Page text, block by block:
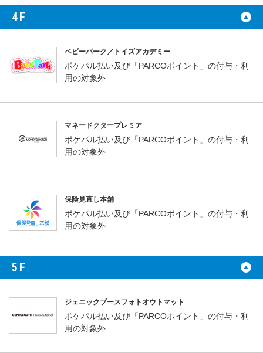
4F
ベビーパーク／トイズアカデミー
ポケパル払い及び「PARCOポイント」の付与・利
用の対象外
マネードクタープレミア
ポケパル払い及び「PARCOポイント」の付与・利
用の対象外
保険見直し本舗
ポケパル払い及び「PARCOポイント」の付与・利
用の対象外
5F
ジェニックブースフォトオウトマット
ポケパル払い及び「PARCOポイント」の付与・利
用の対象外